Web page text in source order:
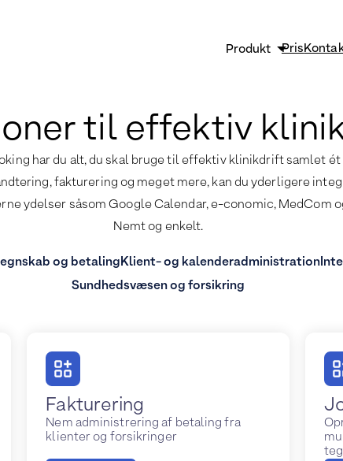
Produkt
Strømlin og vækst
Effektiv
Funktioner
Pris
til effektiv
har du alt, du skal bruge til effektiv klinikdrift samlet
fakturering og meget mere, kan du yderligere
ydelser såsom Google Calendar, e-conomic, MedCom
Nemt og enkelt.
og betalingKlient- og kalenderadministration
Sundhedsvæsen og forsikring
Fakturering
Nem administrering af betaling fra
klienter og forsikringer